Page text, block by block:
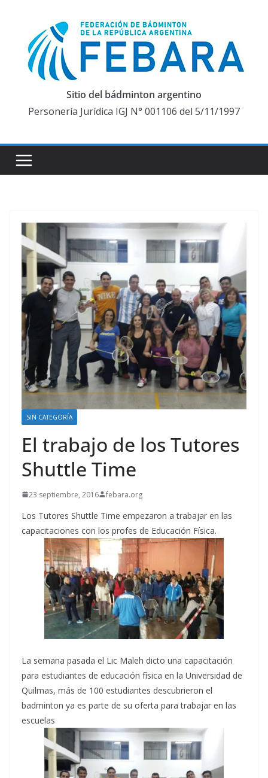
contenido
Sitio del bádminton argentino
Personería Jurídica IGJ N° 001106 del 5/11/1997
SIN CATEGORÍA
El trabajo de los Tutores
Shuttle Time
23 septiembre, 2016 febara.org
Los Tutores Shuttle Time empezaron a trabajar en las
capacitaciones con los profes de Educación Física.
La semana pasada el Lic Maleh dicto una capacitación
para estudiantes de educación física en la Universidad de
Quilmas, más de 100 estudiantes descubrieron el
badminton ya es parte de su oferta para trabajar en las
escuelas